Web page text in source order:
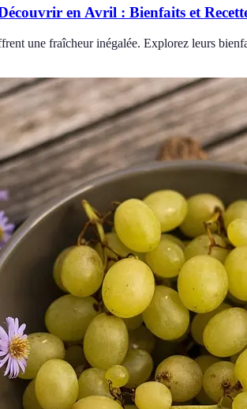
en Avril : Bienfaits et
une fraîcheur inégalée. Explorez leurs